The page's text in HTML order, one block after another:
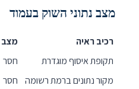
מצב נתוני השוק בעמוד
רכיב ראיה
מצב
תקופת איסוף מוגדרת
חסר
מקור נתונים ברמת רשומה
חסר